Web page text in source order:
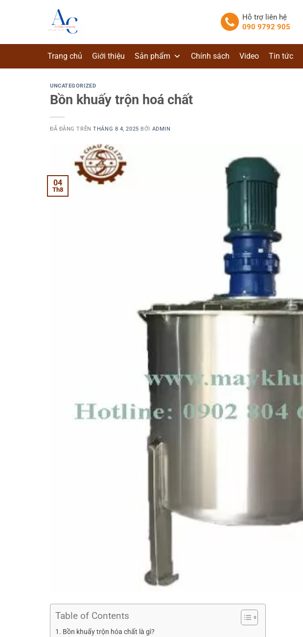
dung
Hỗ trợ liên hệ
090 9792 905
Trang chủ Giới thiệu Sản phẩm Chính sách Video Tin tức
UNCATEGORIZED
Bồn khuấy trộn hoá chất
ĐÃ ĐĂNG TRÊNTHÁNG 8 4, 2025 BỞI ADMIN
04
Th8
Table of Contents
Bồn khuấy trộn hóa chất là gì?